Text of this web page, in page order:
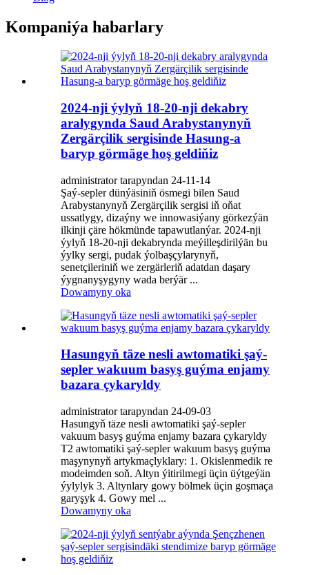
Kompaniýa habarlary
2024-nji ýylyň 18-20-nji dekabry
aralygynda Saud Arabystanynyň
Zergärçilik sergisinde Hasung-a
baryp görmäge hoş geldiňiz
administrator tarapyndan 24-11-14
Şaý-sepler dünýäsiniň ösmegi bilen Saud
Arabystanynyň Zergärçilik sergisi iň oňat
ussatlygy, dizaýny we innowasiýany görkezýän
ilkinji çäre hökmünde tapawutlanýar. 2024-nji
ýylyň 18-20-nji dekabrynda meýilleşdirilýän bu
ýylky sergi, pudak ýolbaşçylarynyň,
senetçileriniň we zergärleriň adatdan daşary
ýygnanyşygyny wada berýär ...
Dowamyny oka
Hasungyň täze nesli awtomatiki şaý-
sepler wakuum basyş guýma enjamy
bazara çykaryldy
administrator tarapyndan 24-09-03
Hasungyň täze nesli awtomatiki şaý-sepler
vakuum basyş guýma enjamy bazara çykaryldy
T2 awtomatiki şaý-sepler wakuum basyş guýma
maşynynyň artykmaçlyklary: 1. Okislenmedik re
modeimden soň. Altyn ýitirilmegi üçin üýtgeýän
ýylylyk 3. Altynlary gowy bölmek üçin goşmaça
garyşyk 4. Gowy mel ...
Dowamyny oka